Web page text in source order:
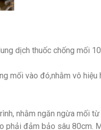
dịch thuốc chống mối
mối vào đó,nhằm vô hiệu
nhằm ngăn ngừa mối
phải đảm bảo sâu